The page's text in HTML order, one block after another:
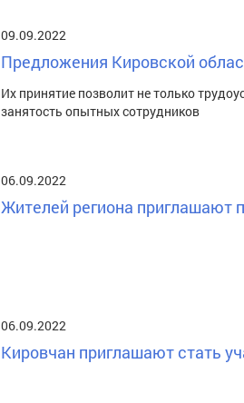
09.09.2022
Предложения Кировской
Их принятие позволит не только
занятость опытных сотрудников
06.09.2022
Жителей региона приглашают
06.09.2022
Кировчан приглашают стать